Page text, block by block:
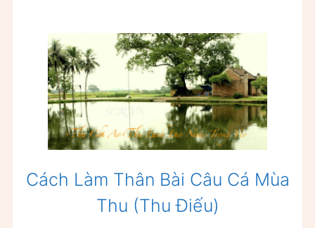
Cách Làm Thân Bài Câu Cá Mùa
Thu (Thu Điếu)